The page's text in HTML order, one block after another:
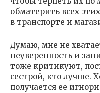
обматерить всех
в транспорте и
Думаю, мне не
неуверенность и
тоже критикуют,
сестрой, кто лучше.
получается ее